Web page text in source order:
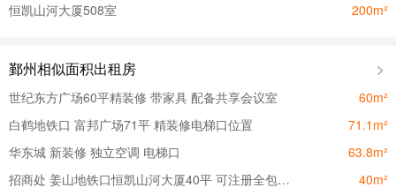
恒凯山河大厦508室
200m²
鄞州相似面积出租房
世纪东方广场60平精装修 带家具 配备共享会议室
60m²
白鹤地铁口 富邦广场71平 精装修电梯口位置
71.1m²
华东城 新装修 独立空调 电梯口
63.8m²
招商处 姜山地铁口恒凯山河大厦40平 可注册全包价停车方便
40m²